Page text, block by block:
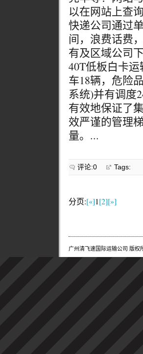
以在网站上查
快递公司通过
间，浪费话费
有及区域公司
40T低板白卡
车18辆，危险
系统)并有调度
有效地保证了
效严谨的管理
量。...
评论:0 Tags:
分页:[«]1[2][»]
广州清飞速国际运输公司 版权